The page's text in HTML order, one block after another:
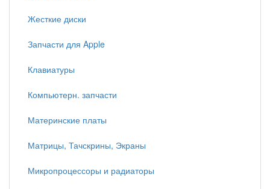
Жесткие диски
Запчасти для Apple
Клавиатуры
Компьютерн. запчасти
Материнские платы
Матрицы, Тачскрины, Экраны
Микропроцессоры и радиаторы